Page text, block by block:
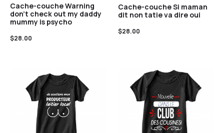
Cache-couche Warning
don’t check out my daddy
mummy is psycho
$28.00
Cache-couche Si maman
dit non tatie va dire oui
$28.00